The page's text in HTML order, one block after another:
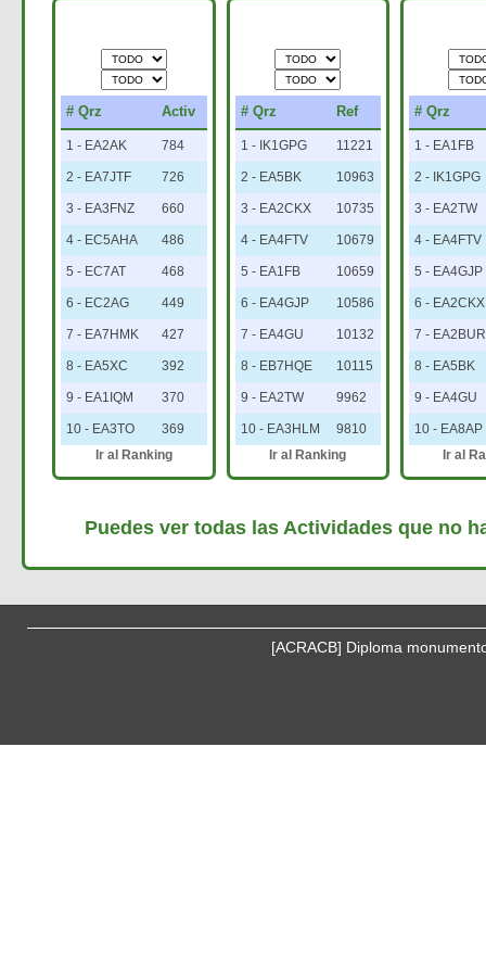
# Qrz Activ
1 - EA2AK 784
2 - EA7JTF 726
3 - EA3FNZ 660
4 - EC5AHA 486
5 - EC7AT 468
6 - EC2AG 449
7 - EA7HMK 427
8 - EA5XC 392
9 - EA1IQM 370
10 - EA3TO
369
Ir al Ranking
# Qrz Ref
1 - IK1GPG 11221
2 - EA5BK 10963
3 - EA2CKX 10735
4 - EA4FTV 10679
5 - EA1FB 10659
6 - EA4GJP 10586
7 - EA4GU 10132
8 - EB7HQE 10115
9 - EA2TW 9962
10 - EA3HLM
9810
Ir al Ranking
# Qrz
1 - EA1FB
2 - IK1GPG
3 - EA2TW
4 - EA4FTV
5 - EA4GJP
6 - EA2CKX
7 - EA2BUR
8 - EA5BK
9 - EA4GU
10 - EA8AP
Ir al
Puedes ver todas las Actividades que no
[ACRACB] Diploma